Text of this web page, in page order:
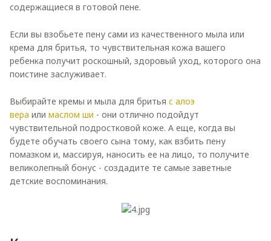
содержащиеся в готовой пене.
Если вы взобьете пену сами из качественного мыла или
крема для бритья, то чувствительная кожа вашего
ребенка получит роскошный, здоровый уход, которого она
поистине заслуживает.
Выбирайте кремы и мыла для бритья с алоэ
вера или маслом ши - они отлично подойдут
чувствительной подростковой коже. А еще, когда вы
будете обучать своего сына тому, как взбить пену
помазком и, массируя, наносить ее на лицо, то получите
великолепный бонус - создадите те самые заветные
детские воспоминания.